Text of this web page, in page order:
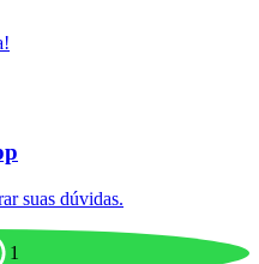
suas dúvidas.
1